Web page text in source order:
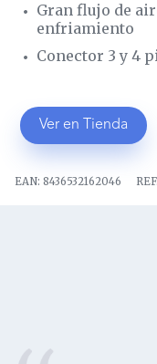
Gran flujo de
enfriamiento
Conector 3 y 4
Ver en Tienda
EAN: 8436532162046 REF: